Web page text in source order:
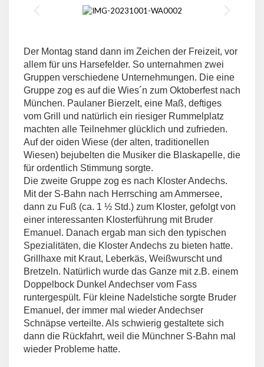
Der Montag stand dann im Zeichen der Freizeit, vor
allem für uns Harsefelder. So unternahmen zwei
Gruppen verschiedene Unternehmungen. Die eine
Gruppe zog es auf die Wies´n zum Oktoberfest nach
München. Paulaner Bierzelt, eine Maß, deftiges
vom Grill und natürlich ein riesiger Rummelplatz
machten alle Teilnehmer glücklich und zufrieden.
Auf der oiden Wiese (der alten, traditionellen
Wiesen) bejubelten die Musiker die Blaskapelle, die
für ordentlich Stimmung sorgte.
Die zweite Gruppe zog es nach Kloster Andechs.
Mit der S-Bahn nach Herrsching am Ammersee,
dann zu Fuß (ca. 1 ½ Std.) zum Kloster, gefolgt von
einer interessanten Klosterführung mit Bruder
Emanuel. Danach ergab man sich den typischen
Spezialitäten, die Kloster Andechs zu bieten hatte.
Grillhaxe mit Kraut, Leberkäs, Weißwurscht und
Bretzeln. Natürlich wurde das Ganze mit z.B. einem
Doppelbock Dunkel Andechser vom Fass
runtergespült. Für kleine Nadelstiche sorgte Bruder
Emanuel, der immer mal wieder Andechser
Schnäpse verteilte. Als schwierig gestaltete sich
dann die Rückfahrt, weil die Münchner S-Bahn mal
wieder Probleme hatte.